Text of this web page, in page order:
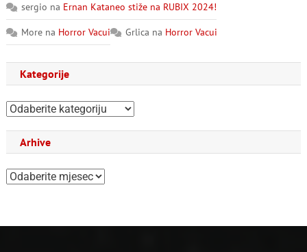
sergio na Ernan Kataneo stiže na RUBIX 2024!
Morena Horror Vacui Grlica na Horror Vacui
Kategorije
Kategorije
Arhive
Arhive